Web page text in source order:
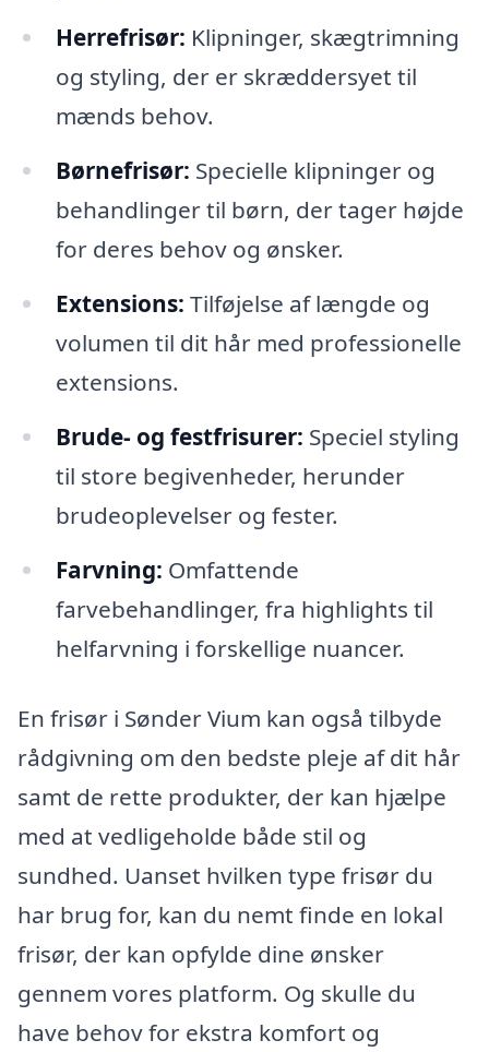
Herrefrisør: Klipninger, skægtrimning
og styling, der er skræddersyet til
mænds behov.
Børnefrisør: Specielle klipninger og
behandlinger til børn, der tager højde
for deres behov og ønsker.
Extensions: Tilføjelse af længde og
volumen til dit hår med professionelle
extensions.
Brude- og festfrisurer: Speciel styling
til store begivenheder, herunder
brudeoplevelser og fester.
Farvning: Omfattende
farvebehandlinger, fra highlights til
helfarvning i forskellige nuancer.
En frisør i Sønder Vium kan også tilbyde
rådgivning om den bedste pleje af dit hår
samt de rette produkter, der kan hjælpe
med at vedligeholde både stil og
sundhed. Uanset hvilken type frisør du
har brug for, kan du nemt finde en lokal
frisør, der kan opfylde dine ønsker
gennem vores platform. Og skulle du
have behov for ekstra komfort og